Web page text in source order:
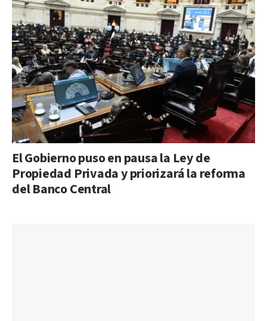
El Gobierno puso en pausa la Ley de
Propiedad Privada y priorizará la reforma
del Banco Central